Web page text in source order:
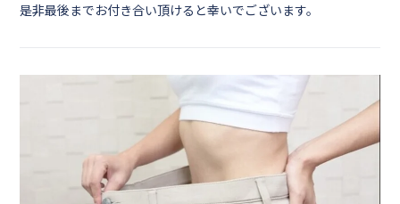
是非最後までお付き合い頂けると幸いでございます。